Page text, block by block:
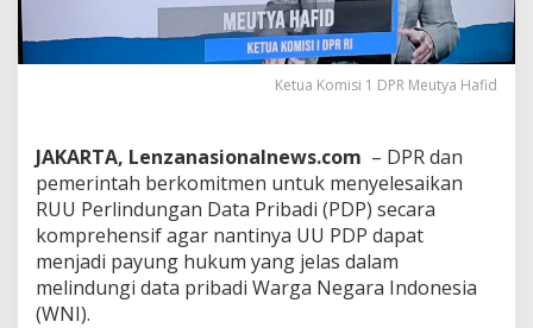
t
S
e
i
k
a
n
R
U
U
Ketua Komisi 1 DPR Meutya Hafid
JAKARTA, Lenzanasionalnews.com – DPR dan
pemerintah berkomitmen untuk menyelesaikan
RUU Perlindungan Data Pribadi (PDP) secara
komprehensif agar nantinya UU PDP dapat
menjadi payung hukum yang jelas dalam
melindungi data pribadi Warga Negara Indonesia
(WNI).